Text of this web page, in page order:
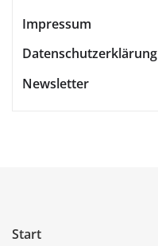
Impressum
Datenschutzerklärung
Newsletter
Start